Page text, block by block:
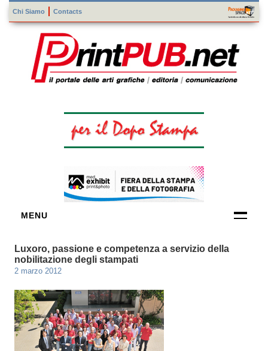
Chi Siamo Contacts
MENU
DI TECNOLOGIE
ENTI E
ASSOCIAZIONI
ZOOM
TEMATICI
Luxoro, passione e competenza a servizio della
nobilitazione degli stampati
2 marzo 2012